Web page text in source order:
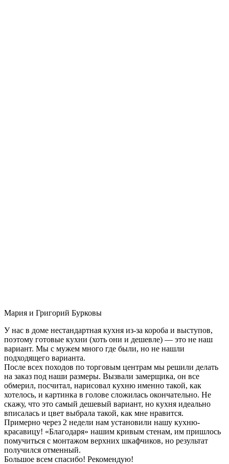
Мария и Григорий Бурковы
У нас в доме нестандартная кухня из-за короба и выступов,
поэтому готовые кухни (хоть они и дешевле) — это не наш
вариант. Мы с мужем много где были, но не нашли
подходящего варианта.
После всех походов по торговым центрам мы решили делать
на заказ под наши размеры. Вызвали замерщика, он все
обмерил, посчитал, нарисовал кухню именно такой, как
хотелось, и картинка в голове сложилась окончательно. Не
скажу, что это самый дешевый вариант, но кухня идеально
вписалась и цвет выбрала такой, как мне нравится.
Примерно через 2 недели нам установили нашу кухню-
красавицу! «Благодаря» нашим кривым стенам, им пришлось
помучиться с монтажом верхних шкафчиков, но результат
получился отменный.
Большое всем спасибо! Рекомендую!